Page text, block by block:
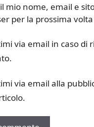
mio nome, email e
per la prossima
via email in caso di
via email alla